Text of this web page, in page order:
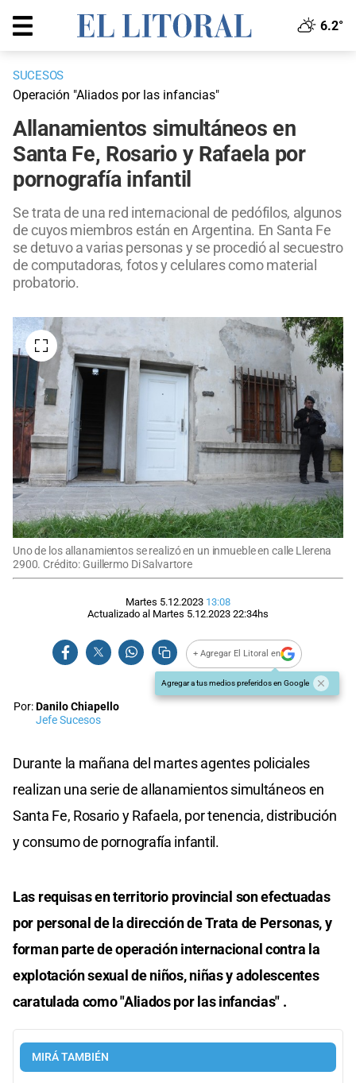
6.2°
SUCESOS
Operación "Aliados por las infancias"
Allanamientos simultáneos en
Santa Fe, Rosario y Rafaela por
pornografía infantil
Se trata de una red internacional de pedófilos, algunos
de cuyos miembros están en Argentina. En Santa Fe
se detuvo a varias personas y se procedió al secuestro
de computadoras, fotos y celulares como material
probatorio.
Uno de los allanamientos se realizó en un inmueble en calle Llerena
2900. Crédito: Guillermo Di Salvartore
Martes 5.12.2023 13:08
Actualizado al Martes 5.12.2023 22:34hs
+ Agregar El Litoral en
Agregar a tus medios preferidos en Google
Por:Danilo Chiapello
Jefe Sucesos
Durante la mañana del martes agentes policiales
realizan una serie de allanamientos simultáneos en
Santa Fe, Rosario y Rafaela, por tenencia, distribución
y consumo de pornografía infantil.
Las requisas en territorio provincial son efectuadas
por personal de la dirección de Trata de Personas, y
forman parte de operación internacional contra la
explotación sexual de niños, niñas y adolescentes
caratulada como "Aliados por las infancias" .
MIRÁ TAMBIÉN